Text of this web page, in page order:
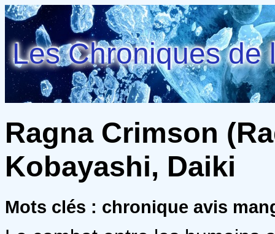
Les Chroniques de
Ragna Crimson
Kobayashi, Daiki
Mots clés : chronique avis